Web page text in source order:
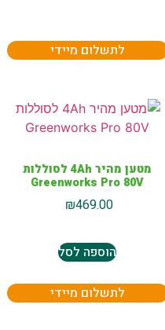
לתשלום מיידי
מטען מהיר 4Ah לסוללות
Greenworks Pro 80V
₪469.00
הוספה לסל
לתשלום מיידי